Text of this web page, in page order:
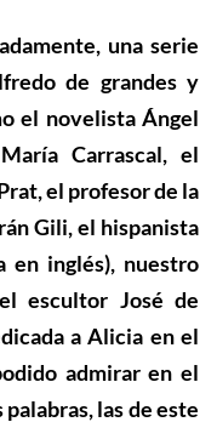
una serie
de grandes y
el novelista Ángel
Carrascal, el
el profesor de la
Gili, el hispanista
en inglés), nuestro
escultor José de
a Alicia en el
admirar en el
las de este